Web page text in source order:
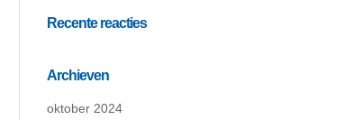
Recente reacties
Archieven
oktober 2024